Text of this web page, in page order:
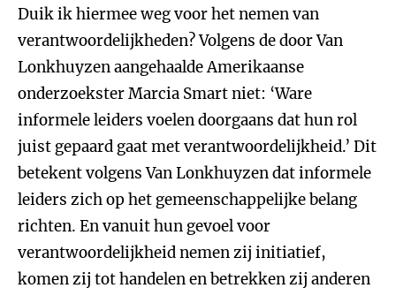
Duik ik hiermee weg voor het nemen van
verantwoordelijkheden? Volgens de door Van
Lonkhuyzen aangehaalde Amerikaanse
onderzoekster Marcia Smart niet: ‘Ware
informele leiders voelen doorgaans dat hun rol
juist gepaard gaat met verantwoordelijkheid.’ Dit
betekent volgens Van Lonkhuyzen dat informele
leiders zich op het gemeenschappelijke belang
richten. En vanuit hun gevoel voor
verantwoordelijkheid nemen zij initiatief,
komen zij tot handelen en betrekken zij anderen